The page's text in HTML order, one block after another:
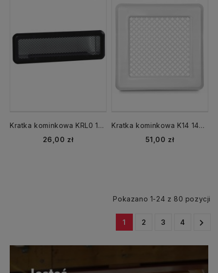
Kratka kominkowa KRL0 185x45 mm Light z ramką czarny
26,00 zł
Kratka kominkowa K14 140x140 mm z ramką biały
51,00 zł
Pokazano 1-24 z 80 pozycji
1 2 3 4 